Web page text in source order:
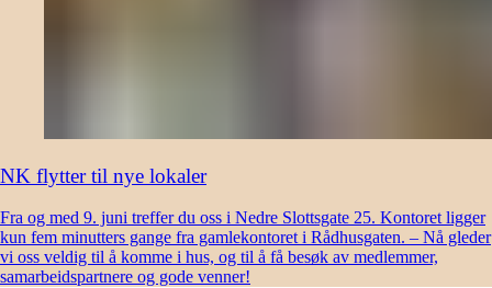
NK flytter til nye lokaler
Fra og med 9. juni treffer du oss i Nedre Slottsgate 25. Kontoret ligger
kun fem minutters gange fra gamlekontoret i Rådhusgaten. – Nå gleder
vi oss veldig til å komme i hus, og til å få besøk av medlemmer,
samarbeidspartnere og gode venner!